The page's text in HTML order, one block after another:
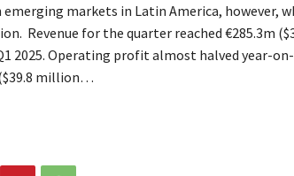
markets in Latin America, however,
Revenue for the quarter reached €285.3m
2025. Operating profit almost halved year-
million…